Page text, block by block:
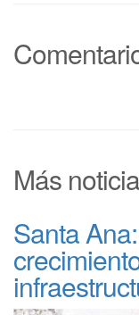
Más
Santa